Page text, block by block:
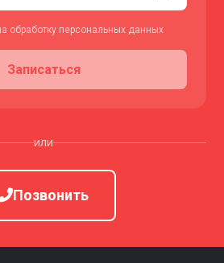
обработку персональных данных
Записаться
или
Позвонить